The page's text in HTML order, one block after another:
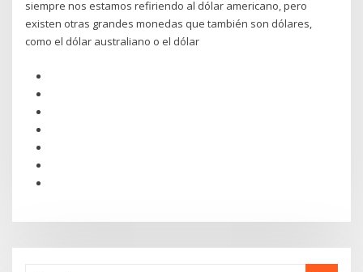
siempre nos estamos refiriendo al dólar americano, pero
existen otras grandes monedas que también son dólares,
como el dólar australiano o el dólar